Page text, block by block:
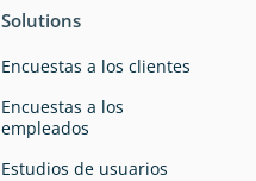
Solutions
Encuestas a los clientes
Encuestas a los
empleados
Estudios de usuarios